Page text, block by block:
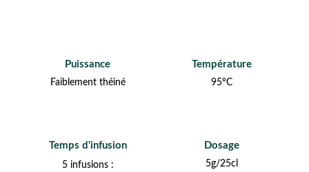
Dosage
5g/25cl
Temps d'infusion
5 infusions :
Température
95°C
Puissance
Faiblement théiné